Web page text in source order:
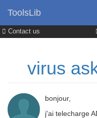
Contact us
ToolsLib
virus
bonjour,
j'ai telecharge